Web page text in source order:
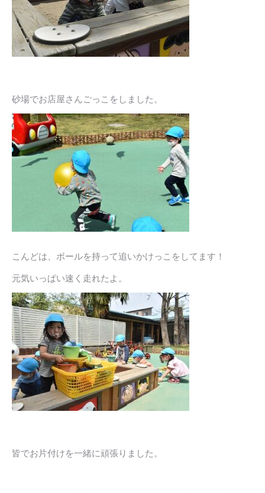
砂場でお店屋さんごっこをしました。
こんどは、ボールを持って追いかけっこをしてます！
元気いっぱい速く走れたよ。
皆でお片付けを一緒に頑張りました。